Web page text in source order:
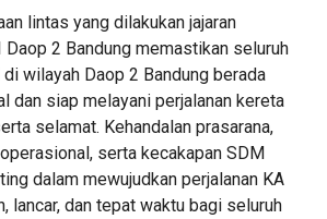
lintas yang dilakukan jajaran
Daop 2 Bandung memastikan seluruh
wilayah Daop 2 Bandung berada
dan siap melayani perjalanan kereta
selamat. Kehandalan prasarana,
serta kecakapan SDM
dalam mewujudkan perjalanan KA
lancar, dan tepat waktu bagi seluruh